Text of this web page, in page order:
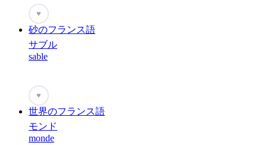
♥
砂のフランス語
サブル
sable
♥
世界のフランス語
モンド
monde